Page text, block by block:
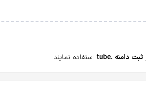
ثبت دامنه .tube استفاده نمایند.